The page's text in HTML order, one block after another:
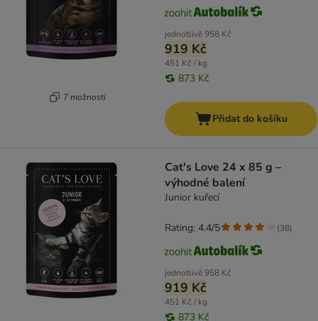
7 možností
jednotlivě958 Kč
919 Kč
451 Kč / kg
873 Kč
Přidat do košíku
Cat's Love 24 x 85 g –
výhodné balení
Junior kuřecí
jednotlivě958 Kč
919 Kč
451 Kč / kg
873 Kč
Rating: 4.4/5 (38)